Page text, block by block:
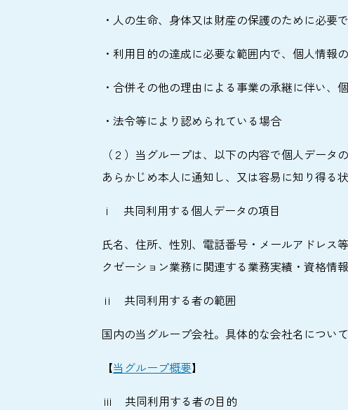
・人の生命、身体又は財産の保護のために必
・利用目的の達成に必要な範囲内で、個人情
・合併その他の理由による事業の承継に伴い、
・法令等により認められている場合
（２）当グループは、以下の内容で個人デー
あらかじめ本人に通知し、又は容易に知り得る
ⅰ 共同利用する個人データの項目
氏名、住所、性別、電話番号・メールアドレス
クゼーション業務に関連する業務実績・資格情
ⅱ 共同利用する者の範囲
国内の当グループ会社。具体的な会社名につい
【当グループ概要】
ⅲ 共同利用する者の目的